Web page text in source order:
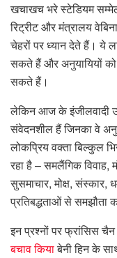
खचाखच भरे स्टेडियम
रिट्रीट और मंत्रालय
चेहरों पर ध्यान देते हैं। ये
सकते हैं और अनुयायियों को
सकते हैं।
लेकिन आज के इंजीलवादी
संवेदनशील हैं जिनका वे
लोकप्रिय वक्ता बिल्कुल
रहा है – समलैंगिक विवाह,
सुसमाचार, मोक्ष, संस्कार,
प्रतिबद्धताओं से
इन प्रश्नों पर फ्रांसिस
बचाव कियाबेनी हिन के